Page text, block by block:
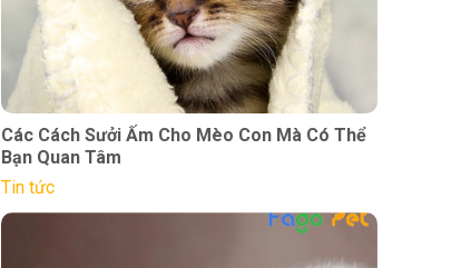
Các Cách Sưởi Ấm Cho Mèo Con Mà Có Thể
Bạn Quan Tâm
Tin tức